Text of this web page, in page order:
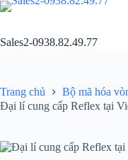
Chuyển
nội
Sales2-0938.82.49.77
Trang chủ
Bộ mã hóa
Đại lí cung cấp Reflex tại